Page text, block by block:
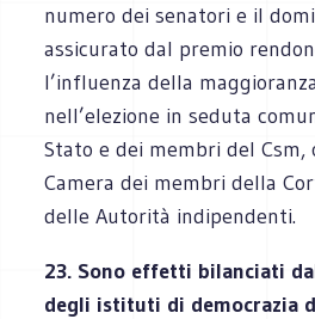
numero dei senatori e il
assicurato dal premio
l’influenza della
nell’elezione in seduta
Stato e dei membri del Csm,
Camera dei membri della
delle Autorità indipendenti.
23. Sono effetti bilanciati
degli istituti di democrazia